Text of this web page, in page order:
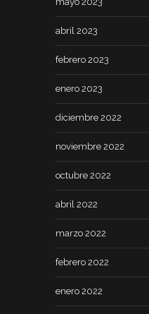
abril 2023
febrero 2023
enero 2023
diciembre 2022
noviembre 2022
octubre 2022
abril 2022
marzo 2022
febrero 2022
enero 2022